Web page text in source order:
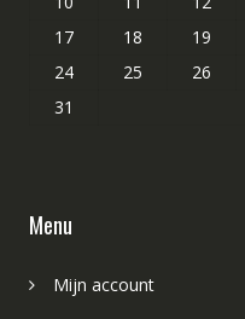
17
18 19
24
25 26
31
Menu
Mijn account